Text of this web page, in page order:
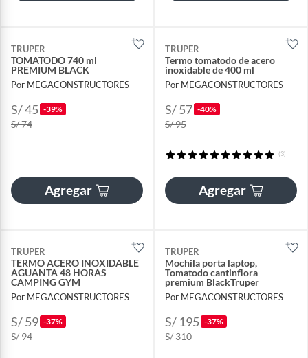
TRUPER
TOMATODO 740 ml
PREMIUM BLACK
Por MEGACONSTRUCTORES
S/ 45 -39%
S/ 74
Agregar
TRUPER
Termo tomatodo de acero
inoxidable de 400 ml
Por MEGACONSTRUCTORES
S/ 57 -40%
S/ 95
(3)
Agregar
TRUPER
TERMO ACERO INOXIDABLE
AGUANTA 48 HORAS
CAMPING GYM
Por MEGACONSTRUCTORES
S/ 59 -37%
S/ 94
TRUPER
Mochila porta laptop,
Tomatodo cantinflora
premium BlackTruper
Por MEGACONSTRUCTORES
S/ 195 -37%
S/ 310